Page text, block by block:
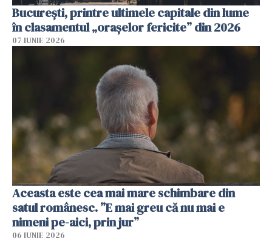
București, printre ultimele capitale din lume
în clasamentul „orașelor fericite” din 2026
07 IUNIE 2026
Aceasta este cea mai mare schimbare din
satul românesc. ”E mai greu că nu mai e
nimeni pe-aici, prin jur”
06 IUNIE 2026